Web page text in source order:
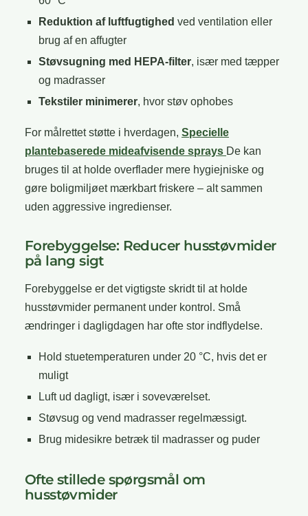
Reduktion af luftfugtighed ved ventilation eller
brug af en affugter
Støvsugning med HEPA-filter, især med tæpper
og madrasser
Tekstiler minimerer, hvor støv ophobes
For målrettet støtte i hverdagen, Specielle
plantebaserede mideafvisende sprays De kan
bruges til at holde overflader mere hygiejniske og
gøre boligmiljøet mærkbart friskere – alt sammen
uden aggressive ingredienser.
Forebyggelse: Reducer husstøvmider
på lang sigt
Forebyggelse er det vigtigste skridt til at holde
husstøvmider permanent under kontrol. Små
ændringer i dagligdagen har ofte stor indflydelse.
Hold stuetemperaturen under 20 °C, hvis det er
muligt
Luft ud dagligt, især i soveværelset.
Støvsug og vend madrasser regelmæssigt.
Brug midesikre betræk til madrasser og puder
Ofte stillede spørgsmål om
husstøvmider